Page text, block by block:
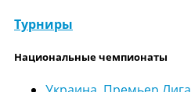
Турниры
Национальные чемпионаты